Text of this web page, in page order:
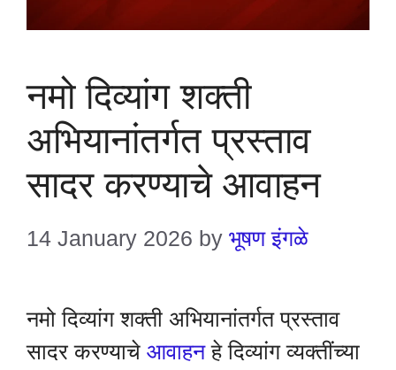
नमो दिव्यांग शक्ती
अभियानांतर्गत प्रस्ताव
सादर करण्याचे आवाहन
14 January 2026 by भूषण इंगळे
नमो दिव्यांग शक्ती अभियानांतर्गत प्रस्ताव
सादर करण्याचे आवाहनहे दिव्यांग व्यक्तींच्या